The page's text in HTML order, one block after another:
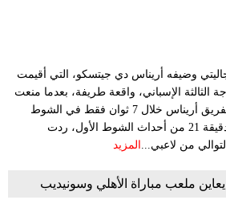
وضيفه أريناس دي جيتسكو، التي أقيمت
الإسباني، واقعة طريفة، بعدما منعت
العارضة 3 أهداف محققة لفريق أريناس خلال 7 ثوان فقط في الشوط
الأول من المباراة، ففي الدقيقة 21 من أحداث الشوط الأول، ردت
المزيد
ملعب مباراة الأهلي وسونيديب